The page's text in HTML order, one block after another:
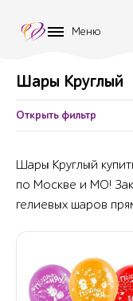
Меню
Шары Круглый
Открыть фильтр
Шары Круглый
по Москве и МО!
гелиевых шаров